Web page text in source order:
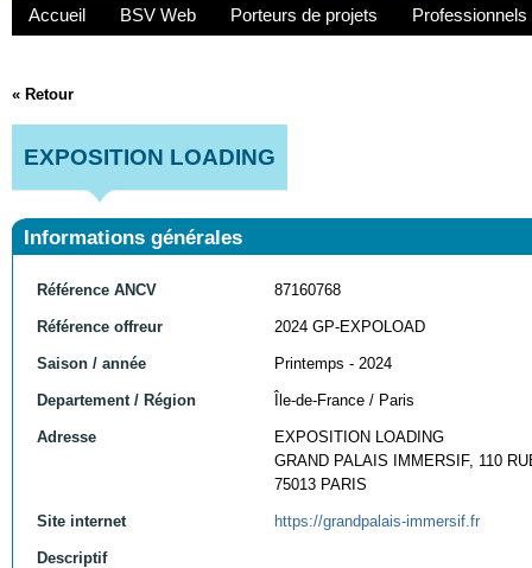
Accueil BSV Web Porteurs de projets
« Retour
EXPOSITION LOADING
Informations générales
Référence ANCV 87160768
Référence offreur 2024 GP-EXPOLOAD
Saison / année Printemps - 2024
Departement / Région Île-de-France / Paris
Adresse
EXPOSITION LOADING
GRAND PALAIS IMMERSIF, 110
75013 PARIS
Site internet https://grandpalais-immersif.fr
Descriptif